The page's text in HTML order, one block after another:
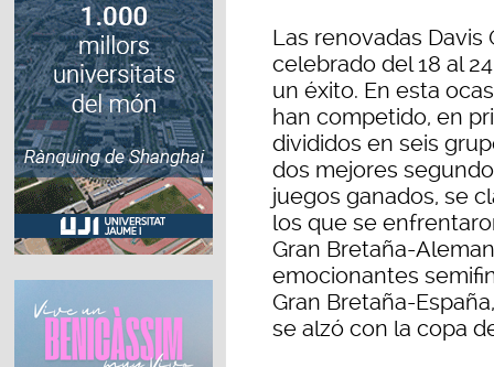
Las renovadas Davis
celebrado del 18 al
un éxito. En esta
han competido, en
divididos en seis
dos mejores
juegos ganados, se
los que se
Gran Bretaña-
emocionantes
Gran Bretaña-
se alzó con la copa